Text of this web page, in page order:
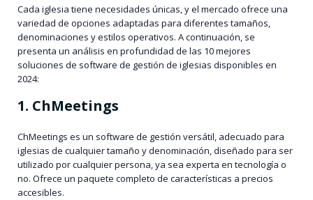
Cada iglesia tiene necesidades únicas, y el mercado ofrece una
variedad de opciones adaptadas para diferentes tamaños,
denominaciones y estilos operativos. A continuación, se
presenta un análisis en profundidad de las 10 mejores
soluciones de software de gestión de iglesias disponibles en
2024:
1. ChMeetings
ChMeetings es un software de gestión versátil, adecuado para
iglesias de cualquier tamaño y denominación, diseñado para ser
utilizado por cualquier persona, ya sea experta en tecnología o
no. Ofrece un paquete completo de características a precios
accesibles.